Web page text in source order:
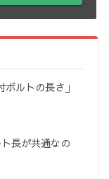
ボルトの長さ」
長が共通なの